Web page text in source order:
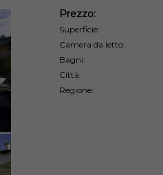
Prezzo:
Superficie:
Camera da letto:
Bagni:
Città:
Regione: